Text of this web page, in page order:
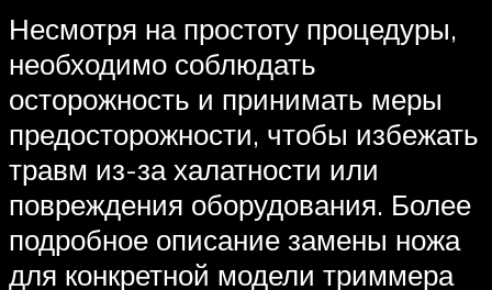
Несмотря на простоту процедуры,
необходимо соблюдать
осторожность и принимать меры
предосторожности, чтобы избежать
травм из-за халатности или
повреждения оборудования. Более
подробное описание замены ножа
для конкретной модели триммера